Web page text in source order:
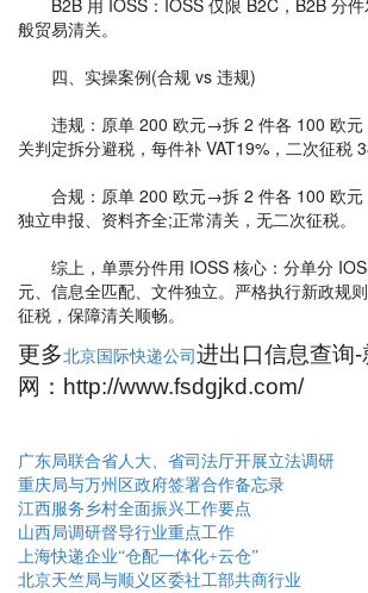
般贸易清关。
四、实操案例(合规 vs 违规)
违规：原单 200 欧元→拆 2 件各 100 欧元
关判定拆分避税，每件补 VAT19%，二次征税
合规：原单 200 欧元→拆 2 件各 100 欧元
独立申报、资料齐全;正常清关，无二次征税。
综上，单票分件用 IOSS 核心：分单分
元、信息全匹配、文件独立。严格执行新政规
征税，保障清关顺畅。
更多北京国际快递公司进出口信息查询-
网：http://www.fsdgjkd.com/
广东局联合省人大、省司法厅开展立法调研
重庆局与万州区政府签署合作备忘录
江西服务乡村全面振兴工作要点
山西局调研督导行业重点工作
上海快递企业“仓配一体化+云仓”
北京天竺局与顺义区委社工部共商行业